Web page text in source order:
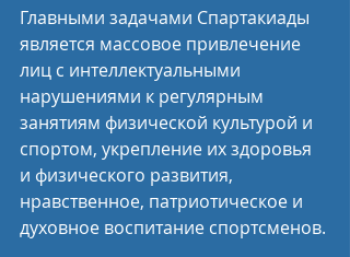
Главными задачами Спартакиады
является массовое привлечение
лиц с интеллектуальными
нарушениями к регулярным
занятиям физической культурой и
спортом, укрепление их здоровья
и физического развития,
нравственное, патриотическое и
духовное воспитание спортсменов.